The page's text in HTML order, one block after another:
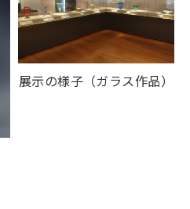
展示の様子（ガラス作品）